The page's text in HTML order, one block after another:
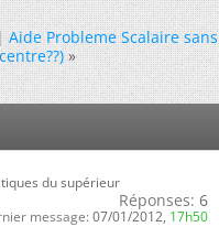
Aide Probleme Scalaire sans
»
du supérieur
Réponses: 6
message: 07/01/2012, 17h50